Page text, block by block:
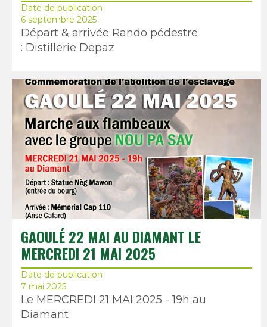
Date de publication
6 septembre 2025
Départ & arrivée Rando pédestre
: Distillerie Depaz
GAOULÉ 22 MAI AU DIAMANT LE
MERCREDI 21 MAI 2025
Date de publication
7 mai 2025
Le MERCREDI 21 MAI 2025 - 19h au
Diamant